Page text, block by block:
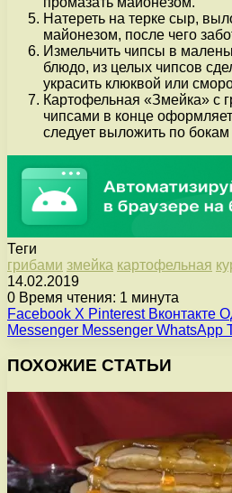
Натереть на терке сыр,
майонезом, после чего
Измельчить чипсы в
блюдо, из целых чипсов
украсить клюквой или
Картофельная «Змейка» с
чипсами в конце
следует выложить по
Теги
грибами змейка картофельная
14.02.2019
0 Время чтения: 1 минута
Facebook X Pinterest Вконтакте
Messenger Messenger WhatsApp
ПОХОЖИЕ СТАТЬИ